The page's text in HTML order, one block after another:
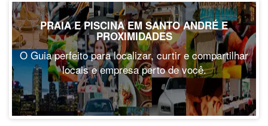
PRAIA E PISCINA EM SANTO ANDRÉ E
PROXIMIDADES
O Guia perfeito para localizar, curtir e compartilhar
locais e empresa perto de você.